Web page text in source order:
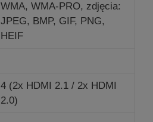
WMA, WMA-PRO, zdjęcia:
JPEG, BMP, GIF, PNG,
HEIF
4 (2x HDMI 2.1 / 2x HDMI
2.0)